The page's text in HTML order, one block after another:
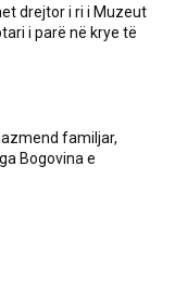
drejtor i ri i Muzeut
i parë në krye të
familjar,
Bogovina e